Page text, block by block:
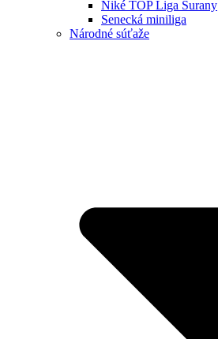
Niké TOP Liga Šurany
Senecká miniliga
Národné súťaže